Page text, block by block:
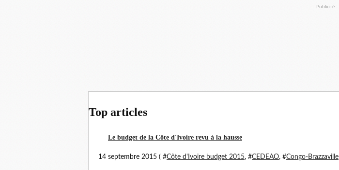
Publicité
Top articles
Le budget de la Côte d'Ivoire revu à la hausse
14 septembre 2015 ( #Côte d'Ivoire budget 2015, #CEDEAO, #Congo-Brazzaville